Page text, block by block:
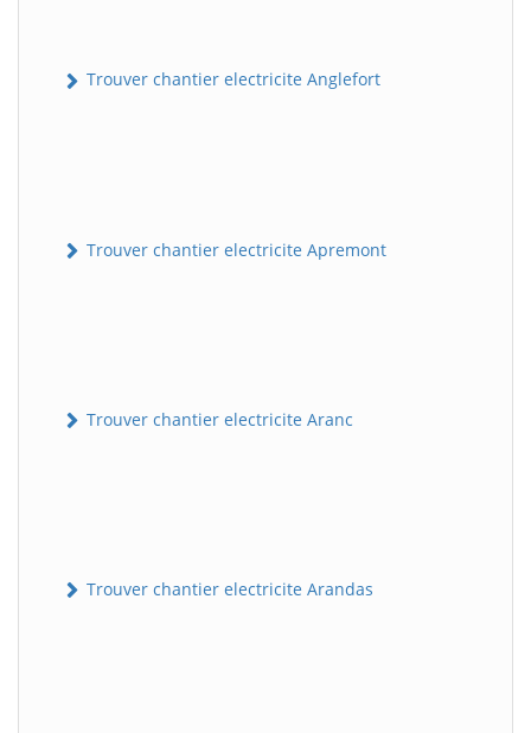
Trouver chantier electricite Anglefort
Trouver chantier electricite Apremont
Trouver chantier electricite Aranc
Trouver chantier electricite Arandas